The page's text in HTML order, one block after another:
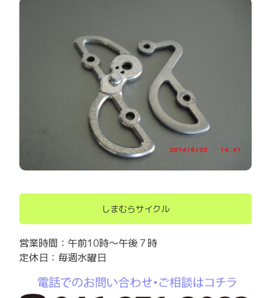
しまむらサイクル
営業時間：午前10時～午後７時
定休日：毎週水曜日